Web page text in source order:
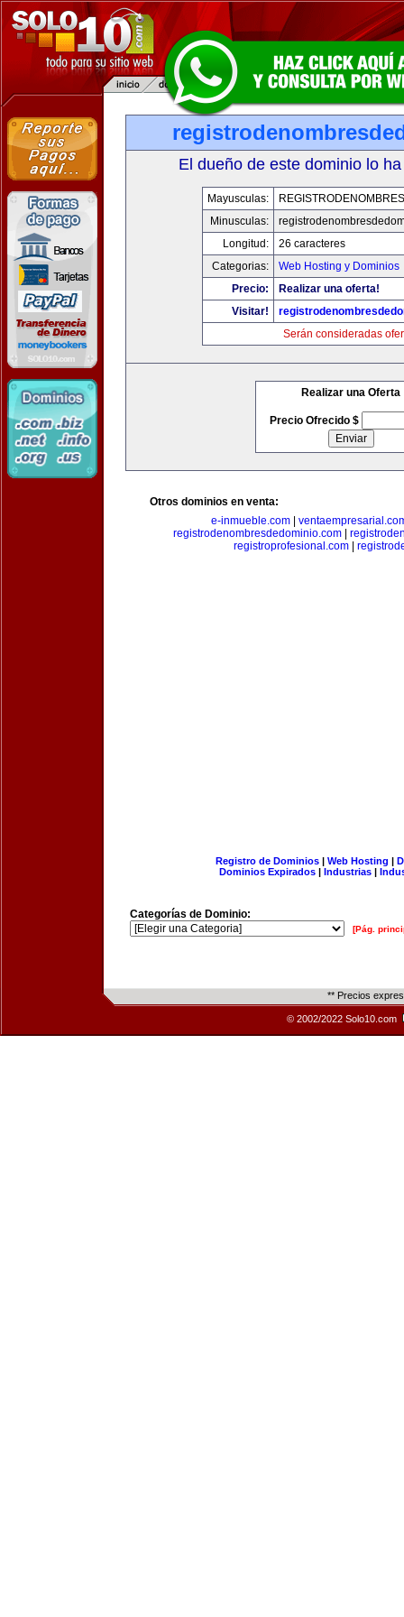
El dueño de este dominio lo
Mayusculas:
Minusculas:
Longitud:
26 caracteres
Categorias:
Web Hosting y Dominios
Precio:
Realizar una oferta!
Visitar!
Serán consideradas
Realizar una Oferta
Precio Ofrecido $
Otros dominios en venta:
e-inmueble.com
registrodenombresdedominio.com|
registroprofesional.com|
Registro de Dominios| Web Hosting |
Dominios Expirados | Industrias |
Categorías de Dominio:
[Pág.
** Precios
© 2002/2022 Solo10.com